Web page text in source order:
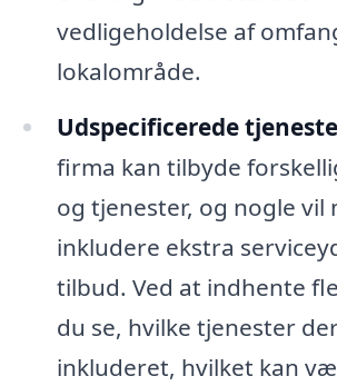
vedligeholdelse af
lokalområde.
Udspecificerede
firma kan tilbyde
og tjenester, og nogle vil
inkludere ekstra
tilbud. Ved at indhente
du se, hvilke tjenester
inkluderet, hvilket kan